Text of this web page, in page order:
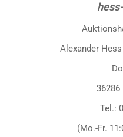
Alexander
36286
Tel.:
(Mo.-Fr.